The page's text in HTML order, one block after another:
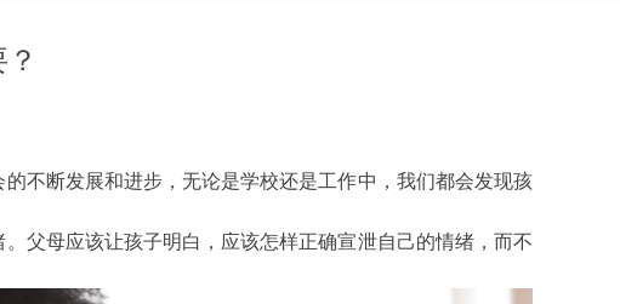
不断发展和进步，无论是学校还是工作中，我们都会发现孩
父母应该让孩子明白，应该怎样正确宣泄自己的情绪，而不